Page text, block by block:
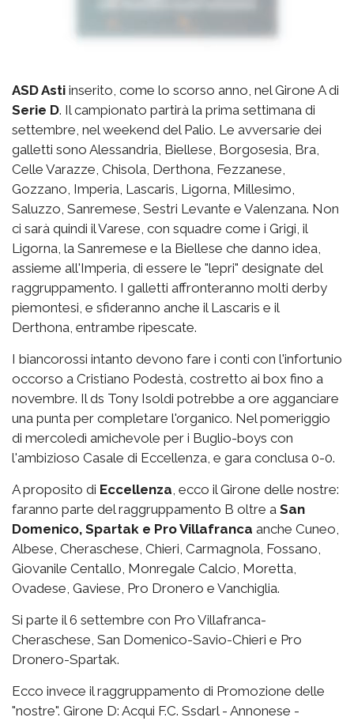
ASD Asti inserito, come lo scorso anno, nel Girone A di
Serie D. Il campionato partirà la prima settimana di
settembre, nel weekend del Palio. Le avversarie dei
galletti sono Alessandria, Biellese, Borgosesia, Bra,
Celle Varazze, Chisola, Derthona, Fezzanese,
Gozzano, Imperia, Lascaris, Ligorna, Millesimo,
Saluzzo, Sanremese, Sestri Levante e Valenzana. Non
ci sarà quindi il Varese, con squadre come i Grigi, il
Ligorna, la Sanremese e la Biellese che danno idea,
assieme all'Imperia, di essere le "lepri" designate del
raggruppamento. I galletti affronteranno molti derby
piemontesi, e sfideranno anche il Lascaris e il
Derthona, entrambe ripescate.
I biancorossi intanto devono fare i conti con l'infortunio
occorso a Cristiano Podestà, costretto ai box fino a
novembre. Il ds Tony Isoldi potrebbe a ore agganciare
una punta per completare l'organico. Nel pomeriggio
di mercoledì amichevole per i Buglio-boys con
l'ambizioso Casale di Eccellenza, e gara conclusa 0-0.
A proposito di Eccellenza , ecco il Girone delle nostre:
faranno parte del raggruppamento B oltre a San
Domenico, Spartak e Pro Villafranca anche Cuneo,
Albese, Cheraschese, Chieri, Carmagnola, Fossano,
Giovanile Centallo, Monregale Calcio, Moretta,
Ovadese, Gaviese, Pro Dronero e Vanchiglia.
Si parte il 6 settembre con Pro Villafranca-
Cheraschese, San Domenico-Savio-Chieri e Pro
Dronero-Spartak.
Ecco invece il raggruppamento di Promozione delle
"nostre". Girone D: Acqui F.C. Ssdarl - Annonese -